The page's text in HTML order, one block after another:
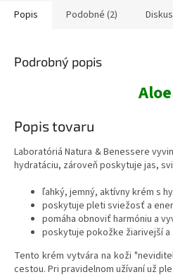
Popis Podobné (2)
Podrobný popis
Popis tovaru
Laboratóriá Natura & Benessere
hydratáciu, zároveň poskytuje jas,
ľahký, jemný, aktívny krém s
poskytuje pleti sviežosť a
pomáha obnoviť harmóniu a
poskytuje pokožke žiarivejší
Tento krém vytvára na koži
cestou. Pri pravidelnom užívaní už